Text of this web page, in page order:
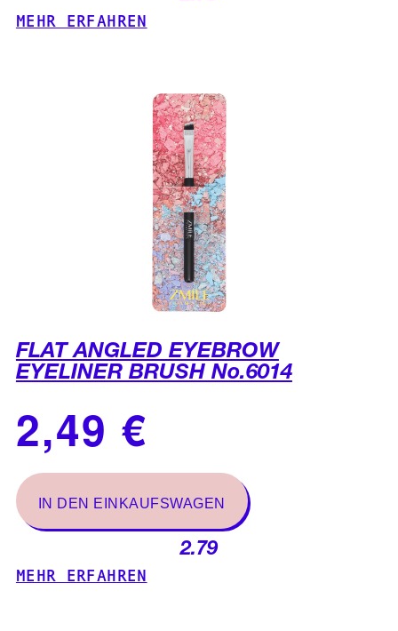
MEHR ERFAHREN
FLAT ANGLED EYEBROW
EYELINER BRUSH No.6014
2.79
MEHR ERFAHREN